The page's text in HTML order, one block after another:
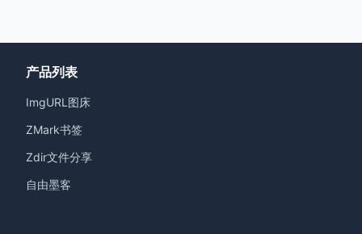
产品列表
ImgURL图床
ZMark书签
Zdir文件分享
自由墨客